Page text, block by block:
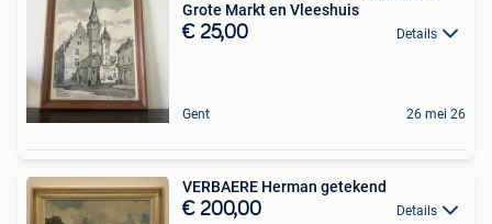
Grote Markt en Vleeshuis
€ 25,00 Details
Gent 26 mei 26
VERBAERE Herman getekend
€ 200,00 Details